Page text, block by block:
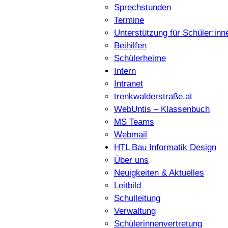
Sprechstunden
Termine
Unterstützung für
Beihilfen
Schülerheime
Intern
Intranet
trenkwalderstraße.at
WebUntis – Klassenbuch
MS Teams
Webmail
HTL Bau Informatik Design
Über uns
Neuigkeiten & Aktuelles
Leitbild
Schulleitung
Verwaltung
Schülerinnenvertretung